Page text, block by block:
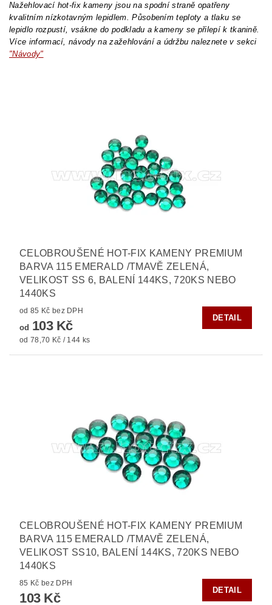
Nažehlovací hot-fix kameny jsou na spodní straně opatřeny
kvalitním nízkotavným lepidlem. Působením teploty a tlaku se
lepidlo rozpustí, vsákne do podkladu a kameny se přilepí k tkanině.
Více informací, návody na zažehlování a údržbu naleznete v sekci
"Návody"
CELOBROUŠENÉ HOT-FIX KAMENY PREMIUM
BARVA 115 EMERALD /TMAVĚ ZELENÁ,
VELIKOST SS 6, BALENÍ 144KS, 720KS NEBO
1440KS
od 85 Kč bez DPH
od 103 Kč
od 78,70 Kč / 144 ks
DETAIL
CELOBROUŠENÉ HOT-FIX KAMENY PREMIUM
BARVA 115 EMERALD /TMAVĚ ZELENÁ,
VELIKOST SS10, BALENÍ 144KS, 720KS NEBO
1440KS
85 Kč bez DPH
103 Kč
DETAIL